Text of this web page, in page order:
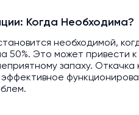
Когда Необходима?
необходимой,
50%. Это может привести к
запаху. Откачка